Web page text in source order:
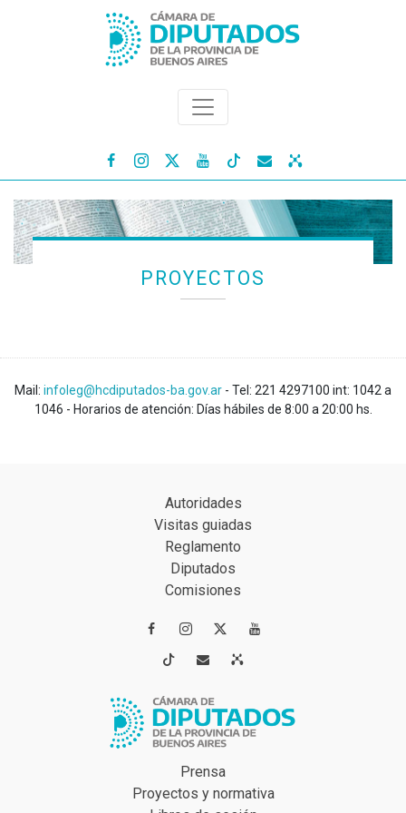
   
PROYECTOS
Mail: infoleg@hcdiputados-ba.gov.ar - Tel: 221 4297100 int: 1042 a
1046 - Horarios de atención: Días hábiles de 8:00 a 20:00 hs.
Autoridades
Visitas guiadas
Reglamento
Diputados
Comisiones
 
 
Prensa
Proyectos y normativa